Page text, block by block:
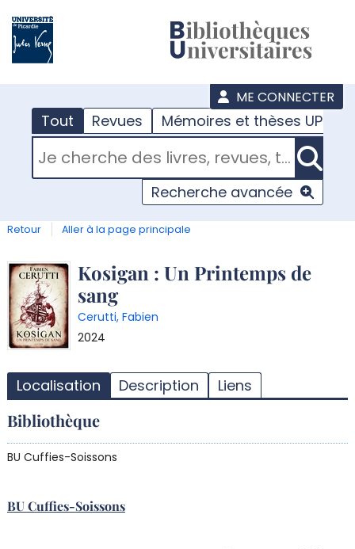
ME CONNECTER
Tout Revues Mémoires et thèses UPJV
RECHERCHER DANS "TOUT"
Recherche avancée
Retour Aller à la page principale
Détail
document
Kosigan : Un Printemps de
sang
Cerutti, Fabien
2024
Localisation Description Liens
Bibliothèque
BU Cuffies-Soissons
BU Cuffies-Soissons